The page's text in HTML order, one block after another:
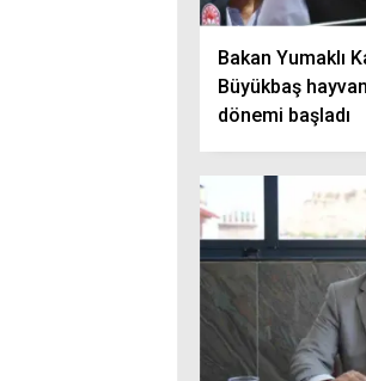
Bakan Yumaklı
Büyükbaş
dönemi başladı